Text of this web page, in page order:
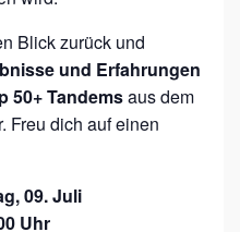
Blick zurück und
und Erfahrungen
50+ Tandemsaus dem
Freu dich auf einen
09. Juli
Uhr